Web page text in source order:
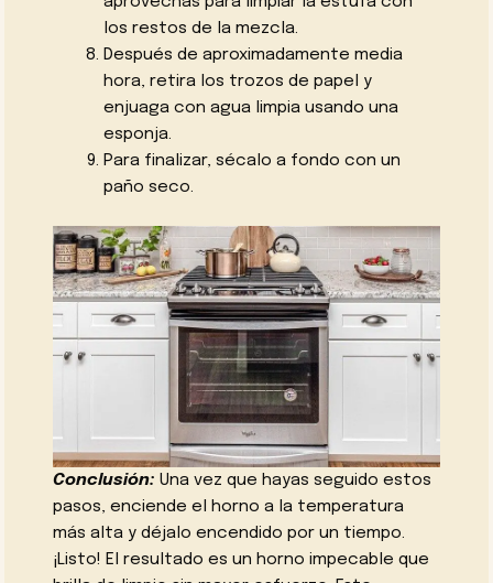
los restos de la mezcla.
Después de aproximadamente media
hora, retira los trozos de papel y
enjuaga con agua limpia usando una
esponja.
Para finalizar, sécalo a fondo con un
paño seco.
Conclusión: Una vez que hayas seguido estos
pasos, enciende el horno a la temperatura
más alta y déjalo encendido por un tiempo.
¡Listo! El resultado es un horno impecable que